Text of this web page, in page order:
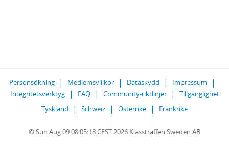
Personsökning Medlemsvillkor Dataskydd
Impressum
Integritetsverktyg
FAQ Community-riktlinjer
Tillgänglighet
Tyskland
Schweiz Österrike Frankrike
© Sun Aug 09 08:05:18 CEST 2026 Klassträffen Sweden AB